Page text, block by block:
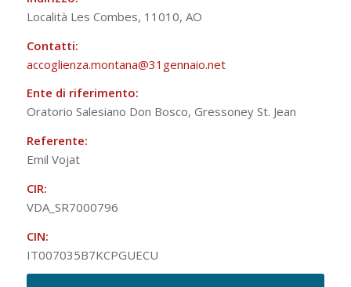
Località Les Combes, 11010, AO
Contatti:
accoglienza.montana@31gennaio.net
Ente di riferimento:
Oratorio Salesiano Don Bosco, Gressoney St. Jean
Referente:
Emil Vojat
CIR:
VDA_SR7000796
CIN:
IT007035B7KCPGUECU